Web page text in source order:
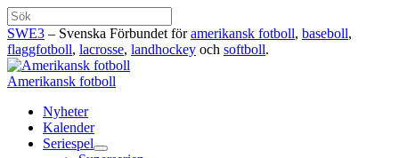
Hoppa
till
innehåll
Sök
SWE3 – Svenska Förbundet föramerikansk fotboll, baseboll,
flaggfotboll, lacrosse, landhockey och softboll.
Amerikansk fotboll
Nyheter
Kalender
Seriespel